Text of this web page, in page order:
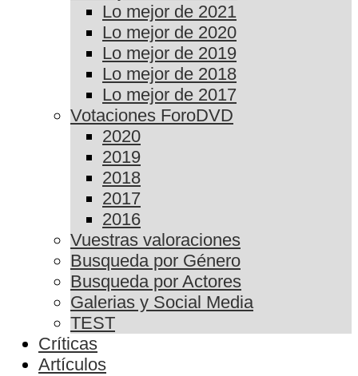
Lo mejor de 2021
Lo mejor de 2020
Lo mejor de 2019
Lo mejor de 2018
Lo mejor de 2017
Votaciones ForoDVD
2020
2019
2018
2017
2016
Vuestras valoraciones
Busqueda por Género
Busqueda por Actores
Galerias y Social Media
TEST
Críticas
Artículos